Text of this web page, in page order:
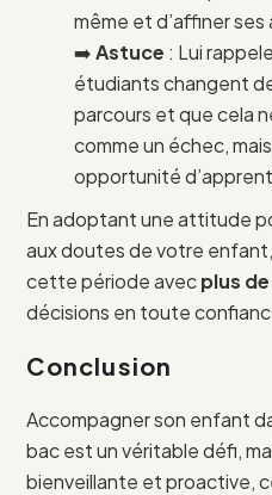
même et d’affiner ses
➡️Astuce : Lui
étudiants changent
parcours et que cela
comme un échec,
opportunité
En adoptant une attitude
aux doutes de votre
cette période avecplus
décisions en toute
Conclusion
Accompagner son enfant
bac est un véritable défi,
bienveillante et proactive,